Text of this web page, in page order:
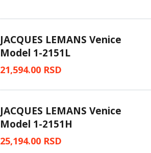
JACQUES LEMANS Venice
Model 1-2151L
21,594.00 RSD
JACQUES LEMANS Venice
Model 1-2151H
25,194.00 RSD